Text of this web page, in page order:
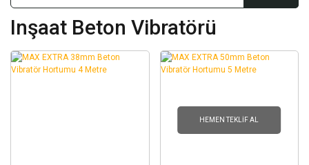
Inşaat Beton Vibratörü
HEMEN TEKLIF AL